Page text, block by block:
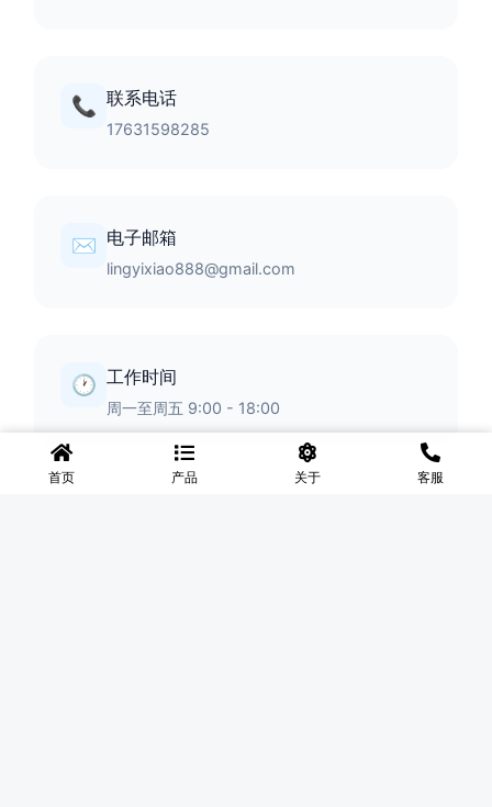
📞 联系电话
17631598285
✉️ 电子邮箱
lingyixiao888@gmail.com
🕐 工作时间
周一至周五 9:00 - 18:00
首页 产品 关于 客服